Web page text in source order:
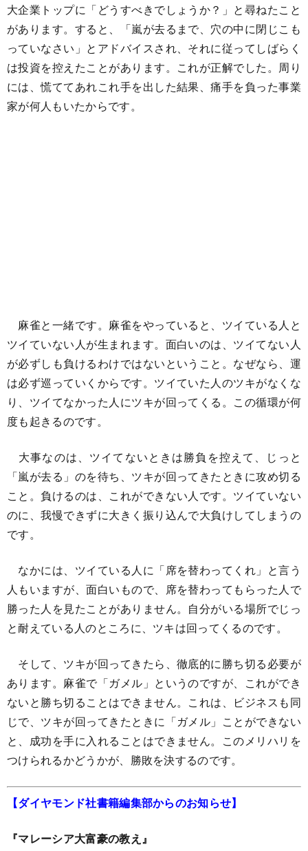
大企業トップに「どうすべきでしょうか？」と尋ねたこと
があります。すると、「嵐が去るまで、穴の中に閉じこも
っていなさい」とアドバイスされ、それに従ってしばらく
は投資を控えたことがあります。これが正解でした。周り
には、慌ててあれこれ手を出した結果、痛手を負った事業
家が何人もいたからです。
麻雀と一緒です。麻雀をやっていると、ツイている人と
ツイていない人が生まれます。面白いのは、ツイてない人
が必ずしも負けるわけではないということ。なぜなら、運
は必ず巡っていくからです。ツイていた人のツキがなくな
り、ツイてなかった人にツキが回ってくる。この循環が何
度も起きるのです。
大事なのは、ツイてないときは勝負を控えて、じっと
「嵐が去る」のを待ち、ツキが回ってきたときに攻め切る
こと。負けるのは、これができない人です。ツイていない
のに、我慢できずに大きく振り込んで大負けしてしまうの
です。
なかには、ツイている人に「席を替わってくれ」と言う
人もいますが、面白いもので、席を替わってもらった人で
勝った人を見たことがありません。自分がいる場所でじっ
と耐えている人のところに、ツキは回ってくるのです。
そして、ツキが回ってきたら、徹底的に勝ち切る必要が
あります。麻雀で「ガメル」というのですが、これができ
ないと勝ち切ることはできません。これは、ビジネスも同
じで、ツキが回ってきたときに「ガメル」ことができない
と、成功を手に入れることはできません。このメリハリを
つけられるかどうかが、勝敗を決するのです。
【ダイヤモンド社書籍編集部からのお知らせ】
『マレーシア大富豪の教え』